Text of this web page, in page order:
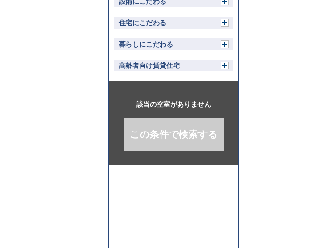
く住宅にこだわる
く暮らしにこだわる
く高齢者向け賃貸住宅
該当の空室がありません
この条件で検索する